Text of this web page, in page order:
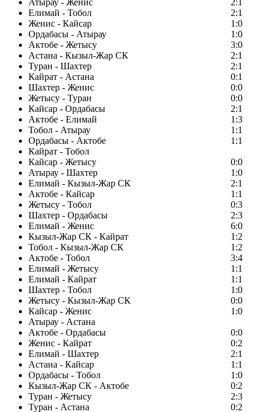
Атырау - Женис
2:1
Елимай - Тобол
2:1
Женис - Кайсар
1:0
Ордабасы - Атырау
1:0
Актобе - Жетысу
3:0
Астана - Кызыл-Жар СК
2:1
Туран - Шахтер
2:1
Кайрат - Астана
0:1
Шахтер - Женис
0:0
Жетысу - Туран
0:0
Кайсар - Ордабасы
2:1
Актобе - Елимай
1:3
Тобол - Атырау
1:1
Ордабасы - Актобе
1:1
Кайрат - Тобол
Кайсар - Жетысу
0:0
Атырау - Шахтер
1:0
Елимай - Кызыл-Жар СК
2:1
Актобе - Кайсар
1:1
Жетысу - Тобол
0:3
Шахтер - Ордабасы
2:3
Елимай - Женис
6:0
Кызыл-Жар СК - Кайрат
1:2
Тобол - Кызыл-Жар СК
1:2
Актобе - Тобол
3:4
Елимай - Жетысу
1:1
Елимай - Кайрат
1:1
Шахтер - Тобол
1:0
Жетысу - Кызыл-Жар СК
0:0
Кайсар - Женис
1:0
Атырау - Астана
Актобе - Ордабасы
0:0
Женис - Кайрат
0:2
Елимай - Шахтер
2:1
Астана - Кайсар
1:1
Ордабасы - Тобол
1:0
Кызыл-Жар СК - Актобе
0:2
Туран - Жетысу
2:3
Туран - Астана
0:2